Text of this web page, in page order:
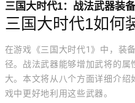
三国大时代1：战法武器装
三国大时代1如何
在游戏《三国大时代1》中，装
径。战法武器能够增加武将的
大。本文将从八个方面详细介
戏中更好地利用这些武器。